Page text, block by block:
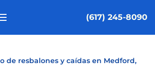
content
(617) 245-8090
de resbalones y caídas en Medford,